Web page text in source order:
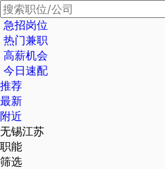
急招岗位
热门兼职
高薪机会
今日速配
推荐
最新
附近
无锡江苏
职能
筛选